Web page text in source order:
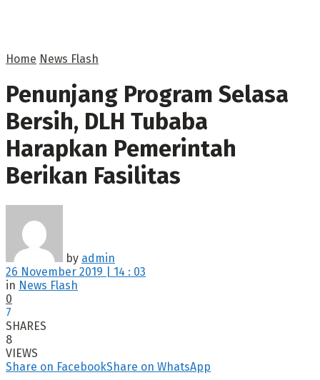
Home News Flash
Penunjang Program Selasa
Bersih, DLH Tubaba
Harapkan Pemerintah
Berikan Fasilitas
by admin
26 November 2019 | 14 : 03
in News Flash
0
7
SHARES
8
VIEWS
Share on FacebookShare on WhatsApp